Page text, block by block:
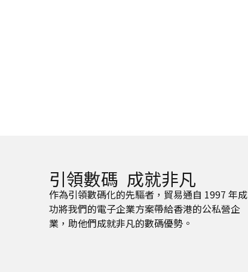
引領數碼 成就非凡
作為引領數碼化的先驅者，貿易通自 1997 年成
功將我們的電子企業方案帶給香港的公私營企
業，助他們成就非凡的數碼優勢。